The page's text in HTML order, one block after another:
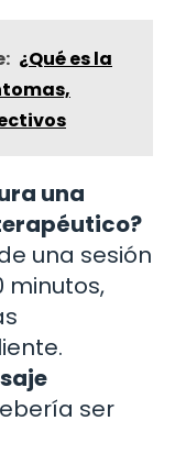
¿Qué es la
una
una sesión
minutos,
ser